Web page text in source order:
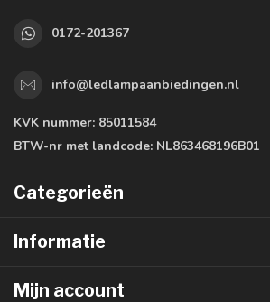
0172-201367
info@ledlampaanbiedingen.nl
KVK nummer: 85011584
BTW-nr met landcode: NL863468196B01
Categorieën
Informatie
Mijn account